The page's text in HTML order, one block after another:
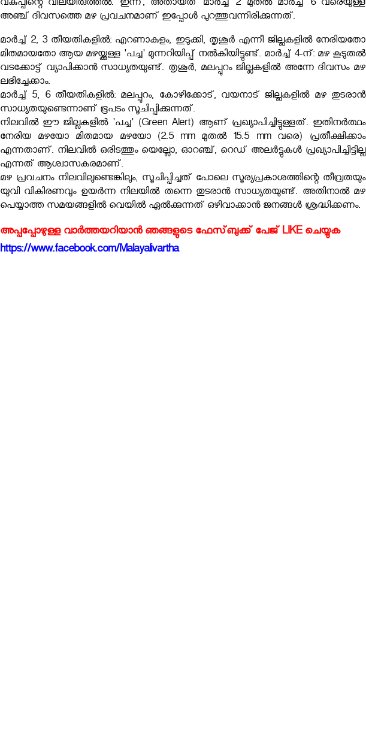
വകുപ്പിന്റെ വിലയിരുത്തൽ. ഇന്ന്, അതായത് മാർച്ച് 2 മുതൽ മാർച്ച് 6 വരെയുള്ള
അഞ്ച് ദിവസത്തെ മഴ പ്രവചനമാണ് ഇപ്പോൾ പുറത്തുവന്നിരിക്കുന്നത്.
മാർച്ച് 2, 3 തീയതികളിൽ: എറണാകുളം, ഇടുക്കി, തൃശൂർ എന്നീ ജില്ലകളിൽ നേരിയതോ
മിതമായതോ ആയ മഴയ്ക്കുള്ള 'പച്ച' മുന്നറിയിപ്പ് നൽകിയിട്ടുണ്ട്. മാർച്ച് 4-ന്: മഴ കൂടുതൽ
വടക്കോട്ട് വ്യാപിക്കാൻ സാധ്യതയുണ്ട്. തൃശൂർ, മലപ്പുറം ജില്ലകളിൽ അന്നേ ദിവസം മഴ
ലഭിച്ചേക്കാം.
മാർച്ച് 5, 6 തീയതികളിൽ: മലപ്പുറം, കോഴിക്കോട്, വയനാട് ജില്ലകളിൽ മഴ തുടരാൻ
സാധ്യതയുണ്ടെന്നാണ് ഭൂപടം സൂചിപ്പിക്കുന്നത്.
നിലവിൽ ഈ ജില്ലകളിൽ 'പച്ച' (Green Alert) ആണ് പ്രഖ്യാപിച്ചിട്ടുള്ളത്. ഇതിനർത്ഥം
നേരിയ മഴയോ മിതമായ മഴയോ (2.5 mm മുതൽ 15.5 mm വരെ) പ്രതീക്ഷിക്കാം
എന്നതാണ്. നിലവിൽ ഒരിടത്തും യെല്ലോ, ഓറഞ്ച്, റെഡ് അലർട്ടുകൾ പ്രഖ്യാപിച്ചിട്ടില്ല
എന്നത് ആശ്വാസകരമാണ്.
മഴ പ്രവചനം നിലവിലുണ്ടെങ്കിലും, സൂചിപ്പിച്ചത് പോലെ സൂര്യപ്രകാശത്തിന്റെ തീവ്രതയും
യുവി വികിരണവും ഉയർന്ന നിലയിൽ തന്നെ തുടരാൻ സാധ്യതയുണ്ട്. അതിനാൽ മഴ
പെയ്യാത്ത സമയങ്ങളിൽ വെയിൽ ഏൽക്കുന്നത് ഒഴിവാക്കാൻ ജനങ്ങൾ ശ്രദ്ധിക്കണം.
അപ്പപ്പോഴുള്ള വാര്‍ത്തയറിയാന്‍ ഞങ്ങളുടെ ഫേസ്‌ബുക്ക്‌ പേജ് LIKE ചെയ്യുക
https://www.facebook.com/Malayalivartha